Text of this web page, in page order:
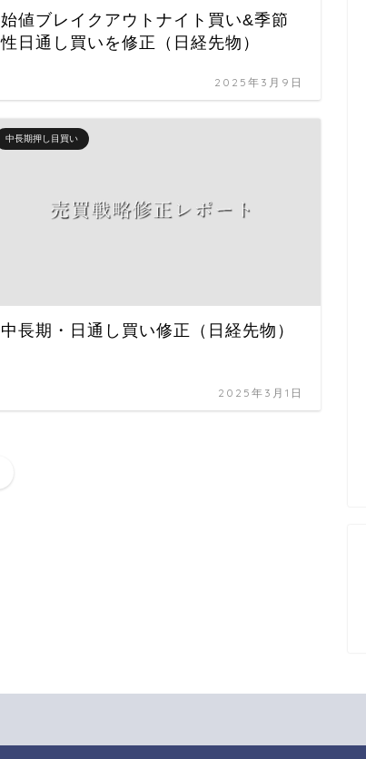
始値ブレイクアウトナイト買い&季節
性日通し買いを修正（日経先物）
2025年3月9日
中長期押し目買い
中長期・日通し買い修正（日経先物）
2025年3月1日